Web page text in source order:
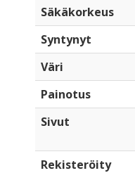
Säkäkorkeus
Syntynyt
Väri
Painotus
Sivut
Rekisteröity